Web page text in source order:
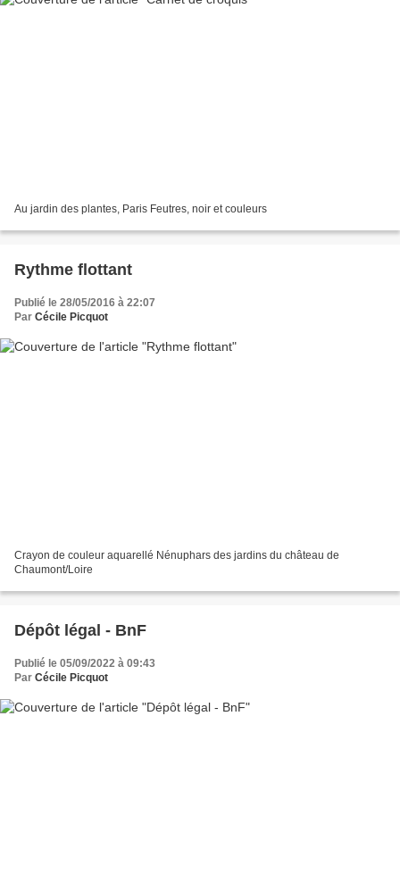
Au jardin des plantes, Paris Feutres, noir et couleurs
Rythme flottant
Publié le 28/05/2016 à 22:07
Par Cécile Picquot
Crayon de couleur aquarellé Nénuphars des jardins du château de
Chaumont/Loire
Dépôt légal - BnF
Publié le 05/09/2022 à 09:43
Par Cécile Picquot